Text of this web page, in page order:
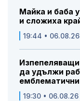
Майка и баба
и сложиха
19:44 • 06.08.26
да удължи
19:30 • 06.08.26